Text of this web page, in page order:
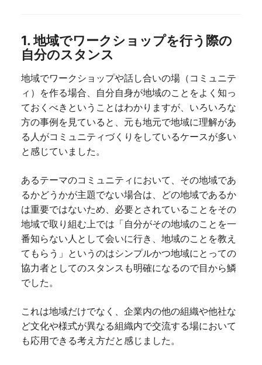
1. 地域でワークショップを行う際の
自分のスタンス
地域でワークショップや話し合いの場（コミュニテ
ィ）を作る場合、自分自身が地域のことをよく知っ
ておくべきということはわかりますが、いろいろな
方の事例を見ていると、元も地元で地域に理解があ
る人がコミュニティづくりをしているケースが多い
と感じていました。
あるテーマのコミュニティにおいて、その地域であ
るかどうかが主題でない場合は、どの地域であるか
は重要ではないため、必要とされていることをその
地域で取り組む上では「自分がその地域のことを一
番知らない人として会いに行き、地域のことを教え
てもらう」というのはシンプルかつ地域にとっての
協力者としてのスタンスも明確になるので目から鱗
でした。
これは地域だけでなく、企業内の他の組織や他社な
ど文化や様式が異なる組織内で交流する場において
も応用できる考え方だと感じました。